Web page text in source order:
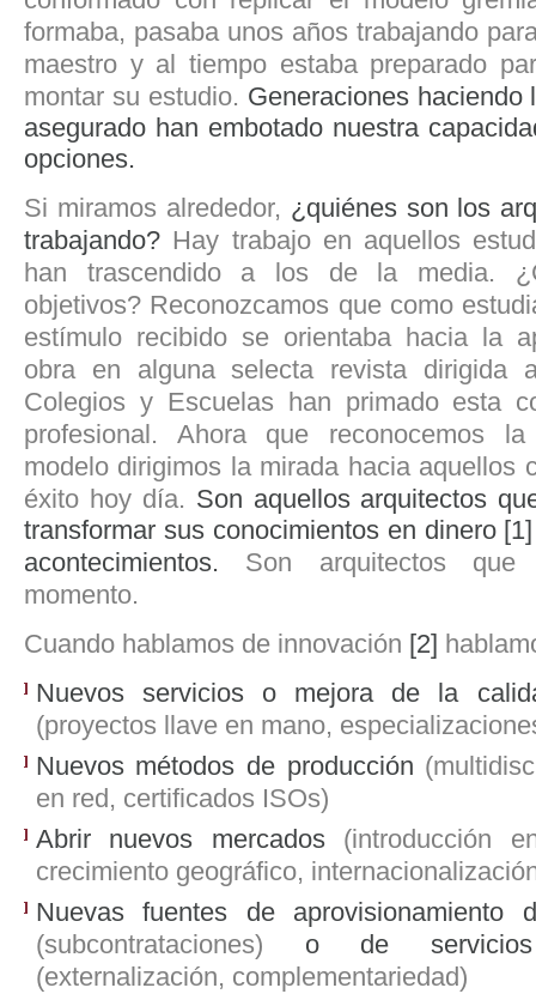
formaba, pasaba unos años trabajando
maestro y al tiempo estaba preparado
montar su estudio. Generaciones
asegurado han embotado nuestra
opciones.
Si miramos alrededor, ¿quiénes son los
trabajando? Hay trabajo en aquellos
han trascendido a los de la media.
objetivos? Reconozcamos que como
estímulo recibido se orientaba hacia la
obra en alguna selecta revista dirigida
Colegios y Escuelas han primado esta
profesional. Ahora que reconocemos
modelo dirigimos la mirada hacia aquellos
éxito hoy día. Son aquellos arquitectos
transformar sus conocimientos en dinero [1]
acontecimientos. Son arquitectos
momento.
Cuando hablamos de innovación [2]
Nuevos servicios o mejora de la
(proyectos llave en mano,
Nuevos métodos de producción
en red, certificados ISOs)
Abrir nuevos mercados (introducción
crecimiento geográfico,
Nuevas fuentes de aprovisionamiento
(subcontrataciones) o de servicios
(externalización, complementariedad)